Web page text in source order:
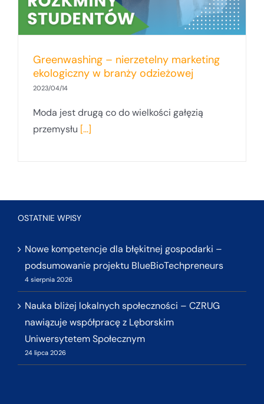
Greenwashing – nierzetelny marketing
ekologiczny w branży odzieżowej
2023/04/14
Moda jest drugą co do wielkości gałęzią
przemysłu [...]
OSTATNIE WPISY
Nowe kompetencje dla błękitnej gospodarki –
podsumowanie projektu BlueBioTechpreneurs
4 sierpnia 2026
Nauka bliżej lokalnych społeczności – CZRUG
nawiązuje współpracę z Lęborskim
Uniwersytetem Społecznym
24 lipca 2026